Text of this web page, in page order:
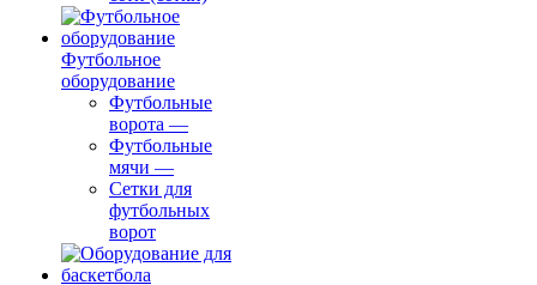
Футбольное
оборудование
Футбольные
ворота —
Футбольные
мячи —
Сетки для
футбольных
ворот